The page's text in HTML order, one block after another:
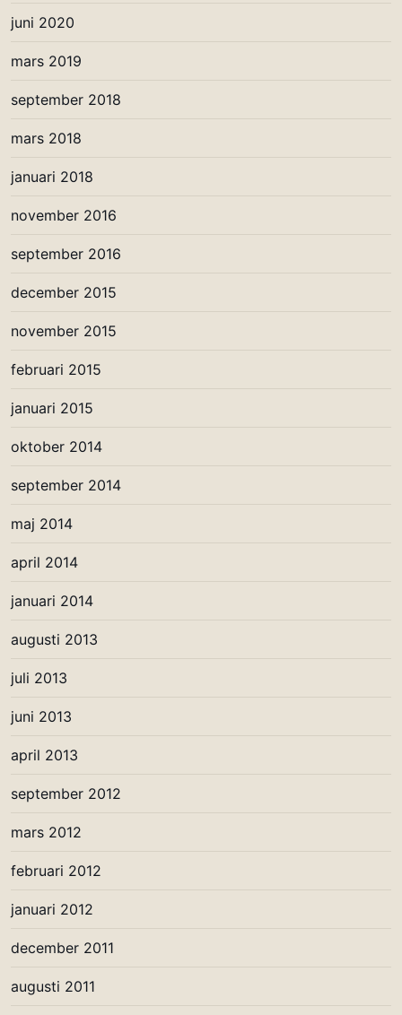
juni 2020
mars 2019
september 2018
mars 2018
januari 2018
november 2016
september 2016
december 2015
november 2015
februari 2015
januari 2015
oktober 2014
september 2014
maj 2014
april 2014
januari 2014
augusti 2013
juli 2013
juni 2013
april 2013
september 2012
mars 2012
februari 2012
januari 2012
december 2011
augusti 2011